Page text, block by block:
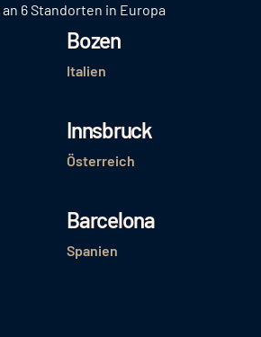
an 6 Standorten in Europa
Bozen
Italien
Innsbruck
Österreich
Barcelona
Spanien